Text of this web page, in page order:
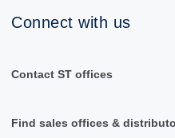
Connect with us
Contact ST offices
Find sales offices &